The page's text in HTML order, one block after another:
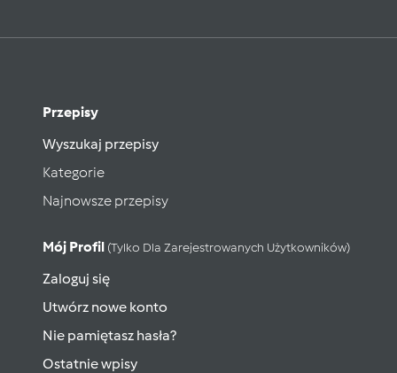
Przepisy
Wyszukaj przepisy
Kategorie
Najnowsze przepisy
Mój Profil (tylko Dla Zarejestrowanych Użytkowników)
Zaloguj się
Utwórz nowe konto
Nie pamiętasz hasła?
Ostatnie wpisy